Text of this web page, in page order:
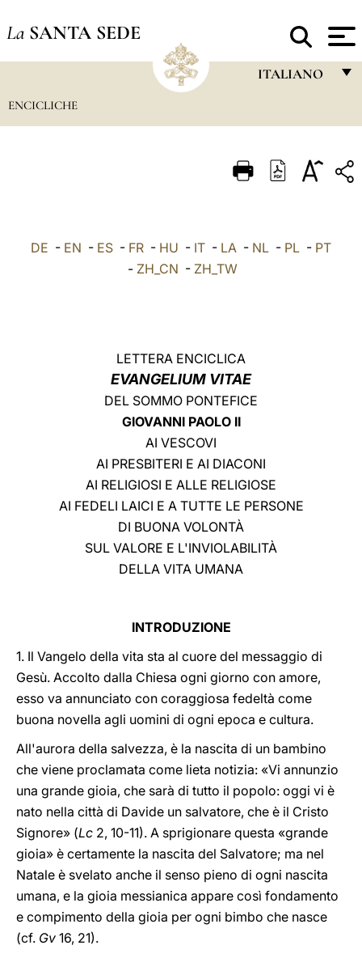
La SANTA SEDE
ITALIANO
ITALIANO
ENCICLICHE
DE - EN - ES - FR - HU - IT - LA - NL - PL - PT
- ZH_CN - ZH_TW
LETTERA ENCICLICA
EVANGELIUM VITAE
DEL SOMMO PONTEFICE
GIOVANNI PAOLO II
AI VESCOVI
AI PRESBITERI E AI DIACONI
AI RELIGIOSI E ALLE RELIGIOSE
AI FEDELI LAICI E A TUTTE LE PERSONE
DI BUONA VOLONTÀ
SUL VALORE E L'INVIOLABILITÀ
DELLA VITA UMANA
INTRODUZIONE
1. Il Vangelo della vita sta al cuore del messaggio di
Gesù. Accolto dalla Chiesa ogni giorno con amore,
esso va annunciato con coraggiosa fedeltà come
buona novella agli uomini di ogni epoca e cultura.
All'aurora della salvezza, è la nascita di un bambino
che viene proclamata come lieta notizia: «Vi annunzio
una grande gioia, che sarà di tutto il popolo: oggi vi è
nato nella città di Davide un salvatore, che è il Cristo
Signore» (Lc 2, 10-11). A sprigionare questa «grande
gioia» è certamente la nascita del Salvatore; ma nel
Natale è svelato anche il senso pieno di ogni nascita
umana, e la gioia messianica appare così fondamento
e compimento della gioia per ogni bimbo che nasce
(cf. Gv 16, 21).